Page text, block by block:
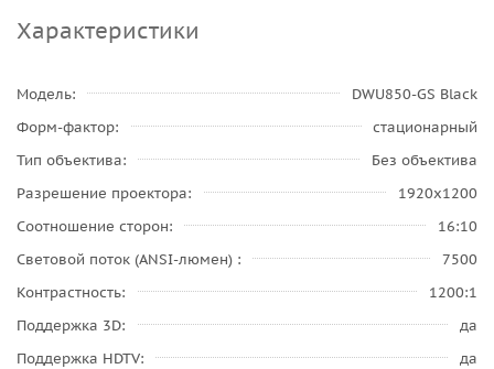
Характеристики
Модель
DWU850-GS Black
Форм-фактор
стационарный
Тип объектива
Без объектива
Разрешение проектора
1920x1200
Соотношение сторон
16:10
Световой поток (ANSI-люмен)
7500
Контрастность
1200:1
Поддержка 3D
да
Поддержка HDTV
да